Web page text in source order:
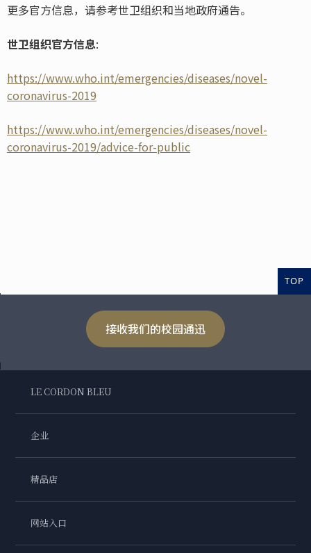
更多官方信息，请参考世卫组织和当地政府通告。
世卫组织官方信息:
https://www.who.int/emergencies/diseases/novel-
coronavirus-2019
https://www.who.int/emergencies/diseases/novel-
coronavirus-2019/advice-for-public
TOP
接收我们的校园通迅
LE CORDON BLEU
企业
精品店
网站入口